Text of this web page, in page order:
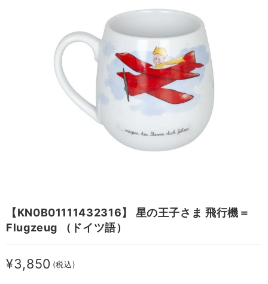
【KN0B01111432316】 星の王子さま 飛行機＝
Flugzeug （ドイツ語）
¥3,850 (税込)